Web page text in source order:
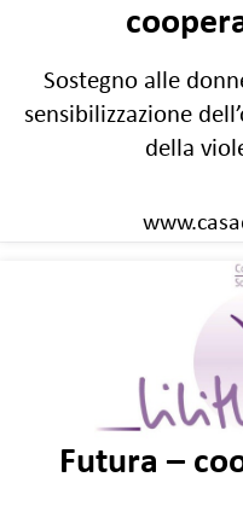
Sostegno alle
sensibilizzazione
della
Futura –